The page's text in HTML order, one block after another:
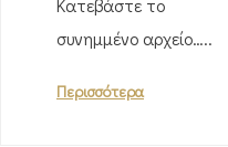
Κατεβάστε το
συνημμένο αρχείο…..
Περισσότερα